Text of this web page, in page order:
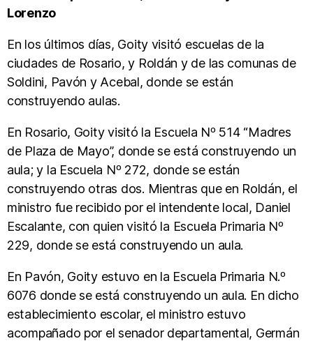
Lorenzo
En los últimos días, Goity visitó escuelas de la
ciudades de Rosario, y Roldán y de las comunas de
Soldini, Pavón y Acebal, donde se están
construyendo aulas.
En Rosario, Goity visitó la Escuela Nº 514 “Madres
de Plaza de Mayo”, donde se está construyendo un
aula; y la Escuela Nº 272, donde se están
construyendo otras dos. Mientras que en Roldán, el
ministro fue recibido por el intendente local, Daniel
Escalante, con quien visitó la Escuela Primaria Nº
229, donde se está construyendo un aula.
En Pavón, Goity estuvo en la Escuela Primaria N.º
6076 donde se está construyendo un aula. En dicho
establecimiento escolar, el ministro estuvo
acompañado por el senador departamental, Germán